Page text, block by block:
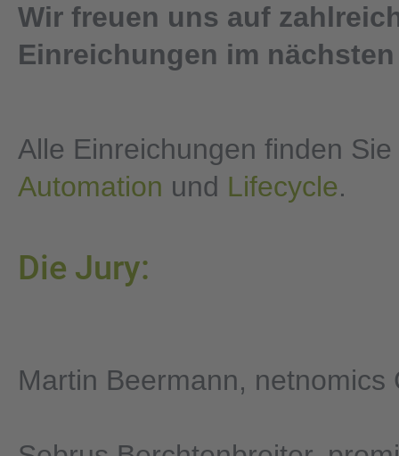
Wir freuen uns auf
Einreichungen im
Alle Einreichungen finden
Automation und Lifecycle.
Die Jury:
Martin Beermann, netnomics